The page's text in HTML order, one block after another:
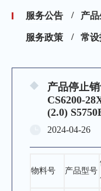
服务公告 产
服务政策 常
产品停止
CS6200-
(2.0)
2024-04-26
物料号 产品型号